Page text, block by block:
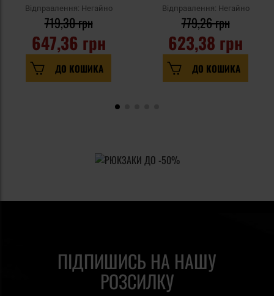
Відправлення: Негайно
647,36 грн
719,30 грн
ДО КОШИКА
Pantera PL Woodland
Відправлення: Негайно
623,38 грн
779,26 грн
ДО КОШИКА
ПІДПИШИСЬ НА НАШУ
РОЗСИЛКУ